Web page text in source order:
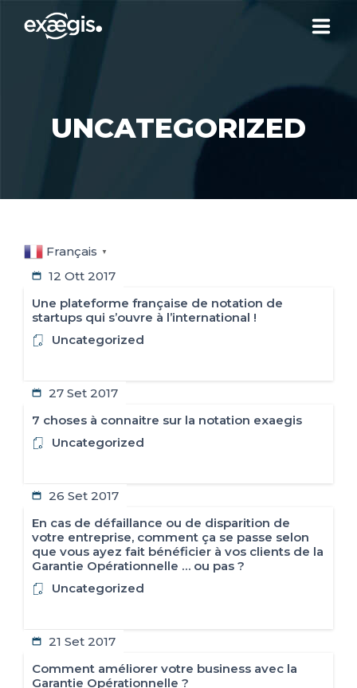
LE NOSTRE OFFERTE
UNCATEGORIZED
Français ▼
12 Ott 2017
Une plateforme française de notation de
startups qui s’ouvre à l’international !
Uncategorized
27 Set 2017
7 choses à connaitre sur la notation exaegis
Uncategorized
26 Set 2017
En cas de défaillance ou de disparition de
votre entreprise, comment ça se passe selon
que vous ayez fait bénéficier à vos clients de la
Garantie Opérationnelle … ou pas ?
Uncategorized
21 Set 2017
Comment améliorer votre business avec la
Garantie Opérationnelle ?